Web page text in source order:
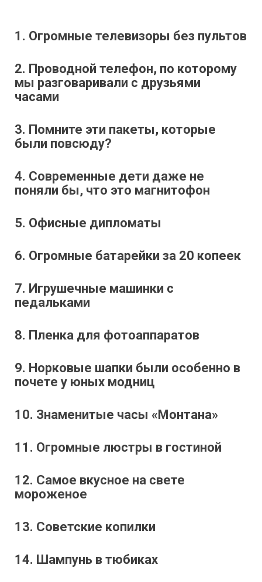
1. Огромные телевизоры без пультов
2. Проводной телефон, по которому
мы разговаривали с друзьями
часами
3. Помните эти пакеты, которые
были повсюду?
4. Современные дети даже не
поняли бы, что это магнитофон
5. Офисные дипломаты
6. Огромные батарейки за 20 копеек
7. Игрушечные машинки с
педальками
8. Пленка для фотоаппаратов
9. Норковые шапки были особенно в
почете у юных модниц
10. Знаменитые часы «Монтана»
11. Огромные люстры в гостиной
12. Самое вкусное на свете
мороженое
13. Советские копилки
14. Шампунь в тюбиках